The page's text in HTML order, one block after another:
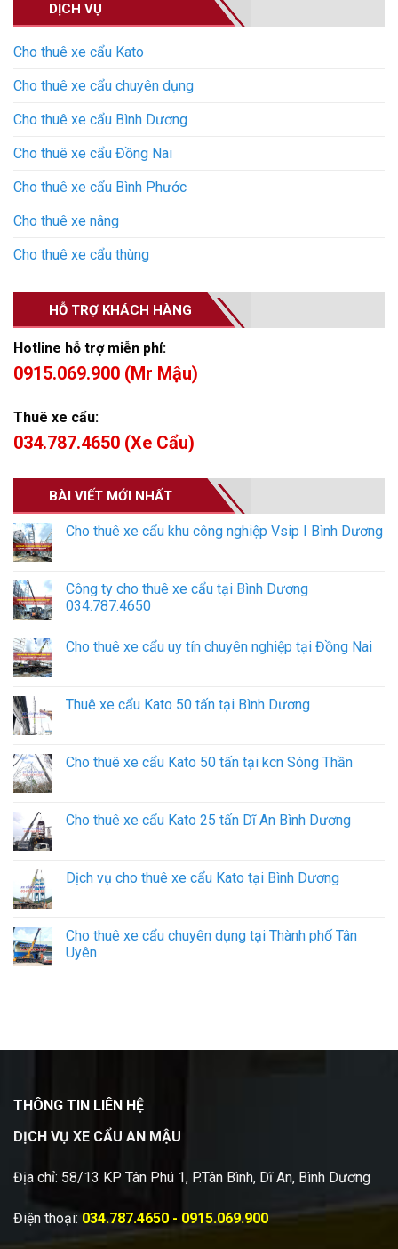
DỊCH VỤ
Cho thuê xe cẩu Kato
Cho thuê xe cẩu chuyên dụng
Cho thuê xe cẩu Bình Dương
Cho thuê xe cẩu Đồng Nai
Cho thuê xe cẩu Bình Phước
Cho thuê xe nâng
Cho thuê xe cẩu thùng
HỖ TRỢ KHÁCH HÀNG
Hotline hỗ trợ miễn phí:
0915.069.900 (Mr Mậu)
Thuê xe cẩu:
034.787.4650 (Xe Cẩu)
BÀI VIẾT MỚI NHẤT
Cho thuê xe cẩu khu công nghiệp Vsip I Bình Dương
Công ty cho thuê xe cẩu tại Bình Dương
034.787.4650
Cho thuê xe cẩu uy tín chuyên nghiệp tại Đồng Nai
Thuê xe cẩu Kato 50 tấn tại Bình Dương
Cho thuê xe cẩu Kato 50 tấn tại kcn Sóng Thần
Cho thuê xe cẩu Kato 25 tấn Dĩ An Bình Dương
Dịch vụ cho thuê xe cẩu Kato tại Bình Dương
Cho thuê xe cẩu chuyên dụng tại Thành phố Tân
Uyên
THÔNG TIN LIÊN HỆ
DỊCH VỤ XE CẨU AN MẬU
Địa chỉ: 58/13 KP Tân Phú 1, P.Tân Bình, Dĩ An, Bình Dương
Điện thoại: 034.787.4650 - 0915.069.900